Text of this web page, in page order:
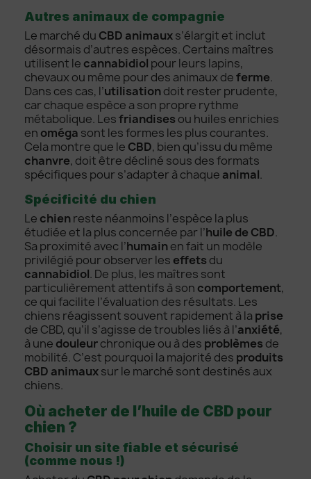
Autres animaux de compagnie
Le marché du CBD animauxs’élargit et inclut
désormais d’autres espèces. Certains maîtres
utilisent le cannabidiol pour leurs lapins,
chevaux ou même pour des animaux deferme.
Dans ces cas, l’utilisationdoit rester prudente,
car chaque espèce a son propre rythme
métabolique. Lesfriandises ou huiles enrichies
en oméga sont les formes les plus courantes.
Cela montre que le CBD, bien qu’issu du même
chanvre, doit être décliné sous des formats
spécifiques pour s’adapter à chaque animal.
Spécificité du chien
Le chienreste néanmoins l’espèce la plus
étudiée et la plus concernée par l’huile de CBD.
Sa proximité avec l’humainen fait un modèle
privilégié pour observer les effets du
cannabidiol. De plus, les maîtres sont
particulièrement attentifs à son comportement,
ce qui facilite l’évaluation des résultats. Les
chiens réagissent souvent rapidement à la prise
de CBD, qu’il s’agisse de troubles liés à l’anxiété,
à une douleurchronique ou à des problèmes de
mobilité. C’est pourquoi la majorité des produits
CBD animauxsur le marché sont destinés aux
chiens.
Où acheter de l’huile de CBD pour
chien ?
Choisir un site fiable et sécurisé
(comme nous !)